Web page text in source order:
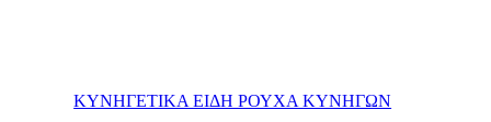
ΚΥΝΗΓΕΤΙΚΑ ΕΙΔΗ ΡΟΥΧΑ ΚΥΝΗΓΩΝ